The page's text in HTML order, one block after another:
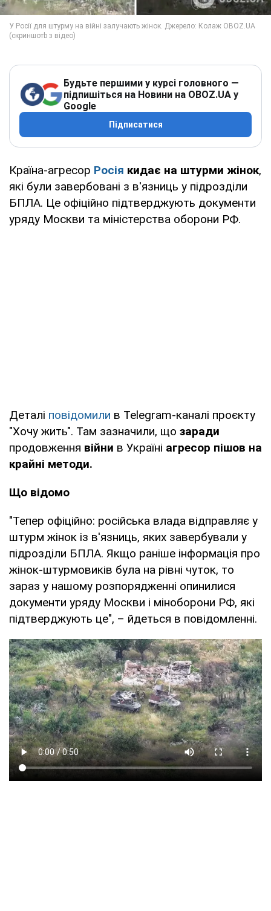
Будьте першими у курсі головного —
підпишіться на Новини на OBOZ.UA у
Google
Підписатися
Країна-агресор Росія кидає на штурми жінок,
які були завербовані з в'язниць у підрозділи
БПЛА. Це офіційно підтверджують документи
уряду Москви та міністерства оборони РФ.
Деталі повідомили в Telegram-каналі проєкту
"Хочу жить". Там зазначили, що заради
продовження війни в Україні агресор пішов на
крайні методи.
Що відомо
"Тепер офіційно: російська влада відправляє у
штурм жінок із в'язниць, яких завербували у
підрозділи БПЛА. Якщо раніше інформація про
жінок-штурмовиків була на рівні чуток, то
зараз у нашому розпорядженні опинилися
документи уряду Москви і міноборони РФ, які
підтверджують це", – йдеться в повідомленні.